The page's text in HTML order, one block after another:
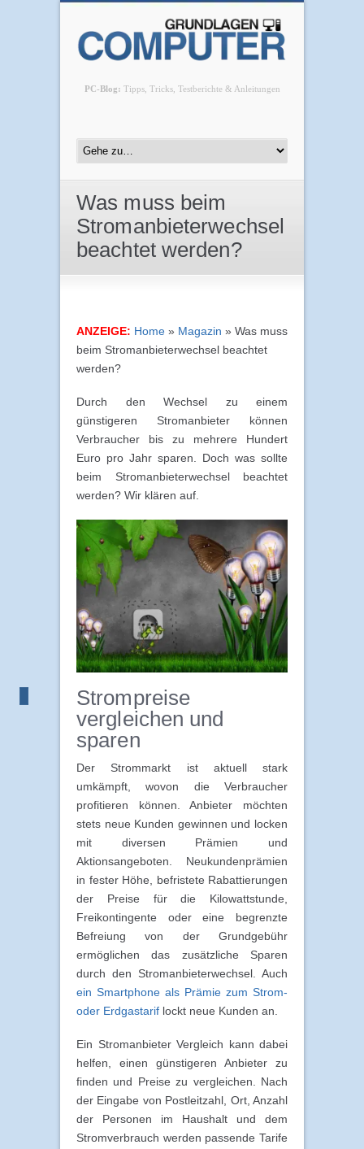
PC-Blog: Tipps, Tricks, Testberichte & Anleitungen
Was muss beim
Stromanbieterwechsel
beachtet werden?
ANZEIGE: Home » Magazin » Was muss
beim Stromanbieterwechsel beachtet
werden?
Durch den Wechsel zu einem
günstigeren Stromanbieter können
Verbraucher bis zu mehrere Hundert
Euro pro Jahr sparen. Doch was sollte
beim Stromanbieterwechsel beachtet
werden? Wir klären auf.
Strompreise
vergleichen und
sparen
Der Strommarkt ist aktuell stark
umkämpft, wovon die Verbraucher
profitieren können. Anbieter möchten
stets neue Kunden gewinnen und locken
mit diversen Prämien und
Aktionsangeboten. Neukundenprämien
in fester Höhe, befristete Rabattierungen
der Preise für die Kilowattstunde,
Freikontingente oder eine begrenzte
Befreiung von der Grundgebühr
ermöglichen das zusätzliche Sparen
durch den Stromanbieterwechsel. Auch
ein Smartphone als Prämie zum Strom-
oder Erdgastarif lockt neue Kunden an.
Ein Stromanbieter Vergleich kann dabei
helfen, einen günstigeren Anbieter zu
finden und Preise zu vergleichen. Nach
der Eingabe von Postleitzahl, Ort, Anzahl
der Personen im Haushalt und dem
Stromverbrauch werden passende Tarife